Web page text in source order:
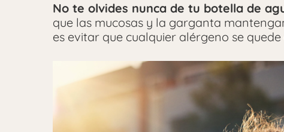
No te olvides nunca de tu botella de
que las mucosas y la garganta
es evitar que cualquier alérgeno se